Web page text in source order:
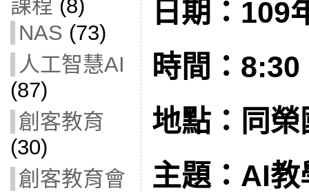
課程 (8)
NAS (73)
人工智慧AI
(87)
創客教育
(30)
創客教育會
日期：109
時間：
地點：同榮
主題：AI